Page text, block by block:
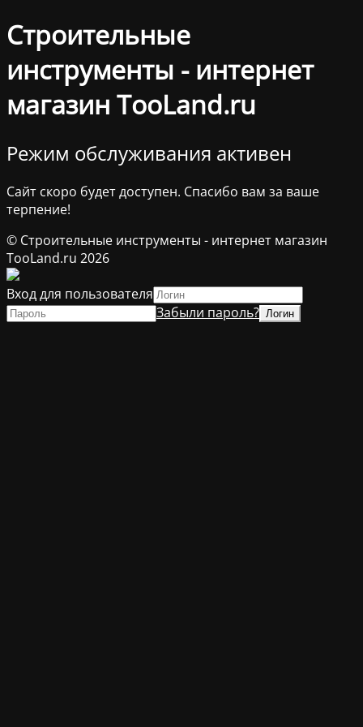
Строительные
инструменты - интернет
магазин TooLand.ru
Режим обслуживания активен
Сайт скоро будет доступен. Спасибо вам за ваше
терпение!
© Строительные инструменты - интернет магазин
TooLand.ru 2026
Вход для пользователя
Забыли пароль?